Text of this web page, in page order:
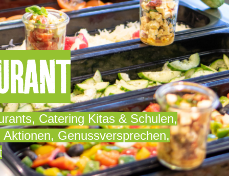
Catering Kitas & Schulen,
Genussversprechen,